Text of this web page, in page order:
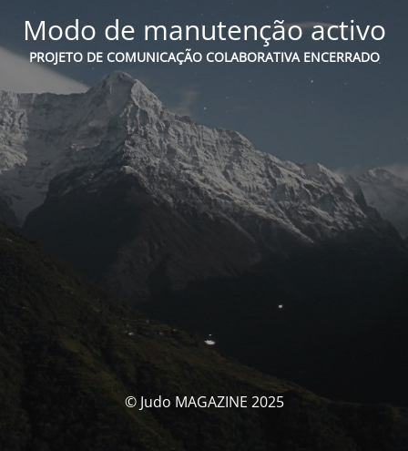
Modo de manutenção activo
PROJETO DE COMUNICAÇÃO COLABORATIVA ENCERRADO
© Judo MAGAZINE 2025